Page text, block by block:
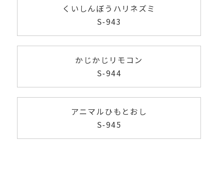
くいしんぼうハリネズミ
S-943
かじかじリモコン
S-944
アニマルひもとおし
S-945